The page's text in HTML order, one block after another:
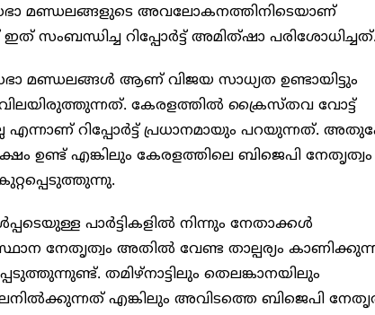
മണ്ഡലങ്ങളുടെ അവലോകനത്തിനിടെയാണ്
സംബന്ധിച്ച റിപ്പോർട്ട് അമിത്ഷാ പരിശോധിച്ചത്.
മണ്ഡലങ്ങൾ ആണ് വിജയ സാധ്യത ഉണ്ടായിട്ടും
വിലയിരുത്തുന്നത്. കേരളത്തില്‍ ക്രൈസ്തവ വോട്ട്
എന്നാണ് റിപ്പോര്‍ട്ട് പ്രധാനമായും പറയുന്നത്.
ഉണ്ട് എങ്കിലും കേരളത്തിലെ ബിജെപി നേതൃത്വം
പാർട്ടികളിൽ നിന്നും നേതാക്കൾ
നേതൃത്വം അതിൽ വേണ്ട താല്പര്യം
തമിഴ്നാട്ടിലും തെലങ്കാനയിലും
എങ്കിലും അവിടത്തെ ബിജെപി